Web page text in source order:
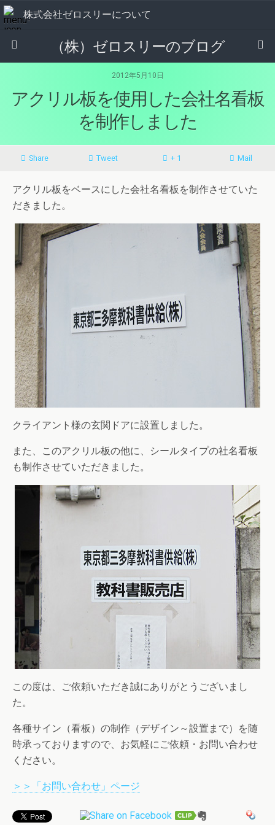
株式会社ゼロスリーについて
（株）ゼロスリーのブログ
2012年5月10日
アクリル板を使用した会社名看板
を制作しました
Share Tweet + 1 Mail
アクリル板をベースにした会社名看板を制作させていた
だきました。
クライアント様の玄関ドアに設置しました。
また、このアクリル板の他に、シールタイプの社名看板
も制作させていただきました。
この度は、ご依頼いただき誠にありがとうございまし
た。
各種サイン（看板）の制作（デザイン～設置まで）を随
時承っておりますので、お気軽にご依頼・お問い合わせ
ください。
＞＞「お問い合わせ」ページ